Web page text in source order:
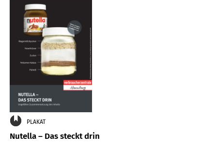
PLAKAT
Nutella – Das steckt drin